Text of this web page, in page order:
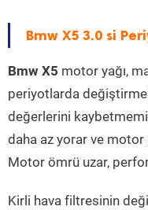
Bmw X5 3.0 si
Bmw X5 motor yağı,
periyotlarda
değerlerini
daha az yorar ve motor
Motor ömrü uzar,
Kirli hava filtresinin